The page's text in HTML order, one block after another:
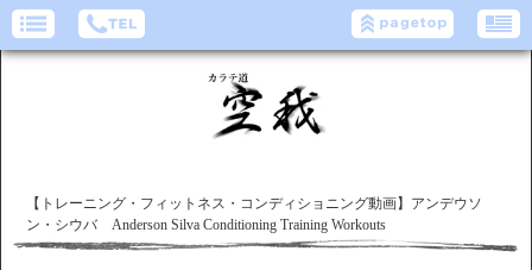
【トレーニング・フィットネス・コンディショニング動画】アンデウソ
ン・シウバ Anderson Silva Conditioning Training Workouts